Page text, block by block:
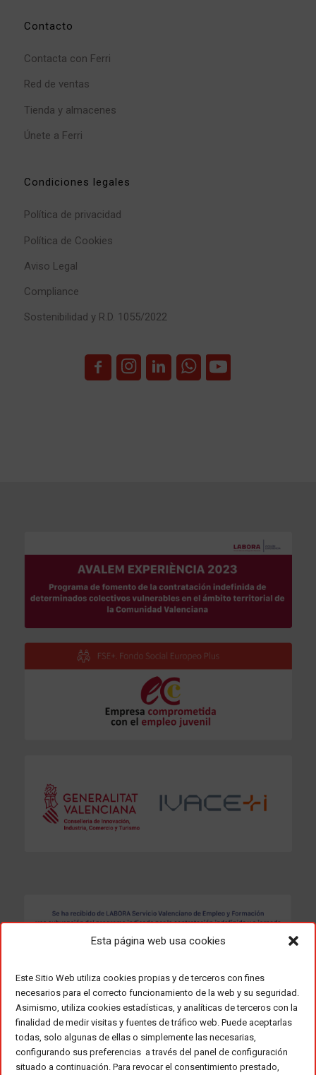
Esta página web usa cookies
Este Sitio Web utiliza cookies propias y de terceros con fines
necesarios para el correcto funcionamiento de la web y su seguridad.
Asimismo, utiliza cookies estadísticas, y analíticas de terceros con la
finalidad de medir visitas y fuentes de tráfico web. Puede aceptarlas
todas, solo algunas de ellas o simplemente las necesarias,
configurando sus preferencias a través del panel de configuración
situado a continuación. Para revocar el consentimiento prestado,
Contacto
Contacta con Ferri
Red de ventas
Tienda y almacenes
Únete a Ferri
Condiciones legales
Política de privacidad
Política de Cookies
Aviso Legal
Compliance
Sostenibilidad y R.D. 1055/2022